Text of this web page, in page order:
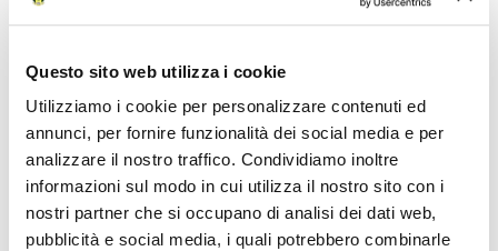
Questo sito web utilizza i cookie
Utilizziamo i cookie per personalizzare contenuti ed
annunci, per fornire funzionalità dei social media e per
analizzare il nostro traffico. Condividiamo inoltre
informazioni sul modo in cui utilizza il nostro sito con i
nostri partner che si occupano di analisi dei dati web,
pubblicità e social media, i quali potrebbero combinarle
Registrazione Consiglio provinciale del 28 04
Registrazione Consiglio provinciale del 30 03
2023 Prima parte
Registrazione Consiglio provinciale del 30 03
2023 Seconda parte